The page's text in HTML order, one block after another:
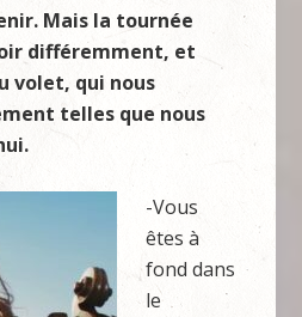
Mais la tournée
différemment, et
volet, qui nous
telles que nous
-Vous
êtes à
fond dans
le